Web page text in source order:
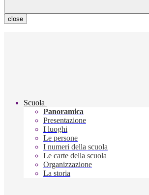
close
Scuola
Panoramica
Presentazione
I luoghi
Le persone
I numeri della scuola
Le carte della scuola
Organizzazione
La storia